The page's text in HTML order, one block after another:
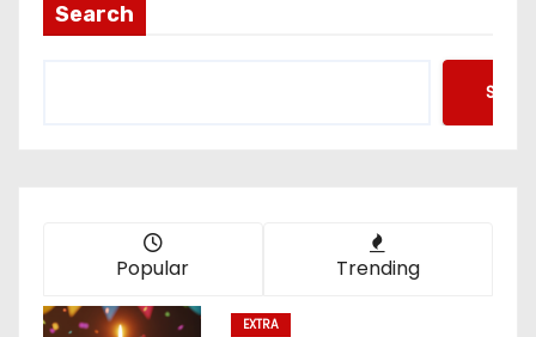
Search
Popular Trending
EXTRA